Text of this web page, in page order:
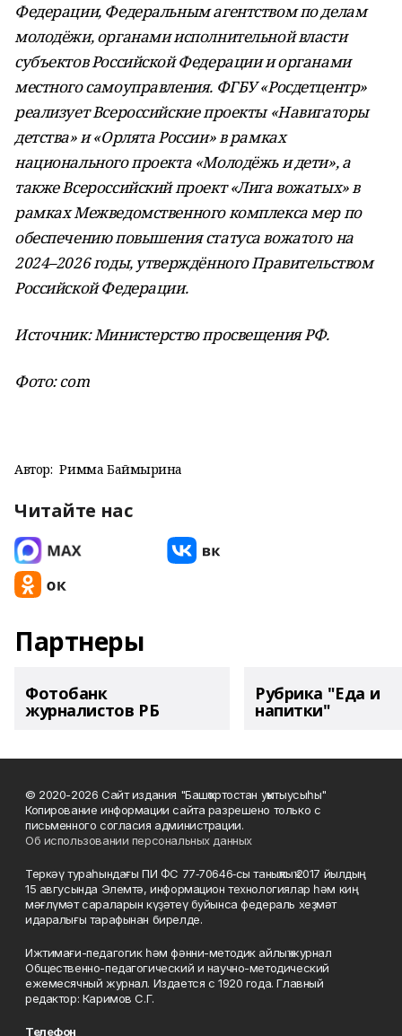
Федерации, Федеральным агентством по делам
молодёжи, органами исполнительной власти
субъектов Российской Федерации и органами
местного самоуправления. ФГБУ «Росдетцентр»
реализует Всероссийские проекты «Навигаторы
детства» и «Орлята России» в рамках
национального проекта «Молодёжь и дети», а
также Всероссийский проект «Лига вожатых» в
рамках Межведомственного комплекса мер по
обеспечению повышения статуса вожатого на
2024–2026 годы, утверждённого Правительством
Российской Федерации.
Источник: Министерство просвещения РФ.
Фото: com
Автор: Римма Баймырҙина
Читайте нас
Партнеры
Фотобанк
журналистов РБ
Рубрика "Еда и
напитки"
© 2020-2026 Сайт издания "Башҡортостан уҡытыусыһы"
Копирование информации сайта разрешено только с
письменного согласия администрации.
Об использовании персональных данных
Теркәү тураһындағы ПИ ФС 77‑70646‑сы таныҡлыҡ 2017 йылдың
15 авгусында Элемтә, информацион технологиялар һәм киң
мәғлүмәт сараларын күҙәтеү буйынса федераль хеҙмәт
идаралығы тарафынан бирелде.
Ижтимағи-педагогик һәм фәнни-методик айлыҡ журнал
Общественно-педагогический и научно-методический
ежемесячный журнал. Издается с 1920 года. Главный
редактор: Каримов С.Г.
Телефон